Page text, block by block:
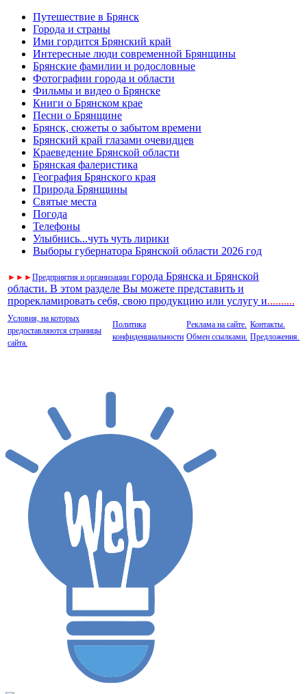
Путешествие в Брянск
Города и страны
Ими гордится Брянский край
Интересные люди современной Брянщины
Брянские фамилии и родословные
Фотографии города и области
Фильмы и видео о Брянске
Книги о Брянском крае
Песни о Брянщине
Брянск, сюжеты о забытом времени
Брянский край глазами очевидцев
Краеведение Брянской области
Брянская фалеристика
География Брянского края
Природа Брянщины
Святые места
Погода
Телефоны
Улыбнись...чуть чуть лирики
Выборы губернатора Брянской области 2026 год
► ► ►Предприятия и организации города Брянска и Брянской
области. В этом разделе Вы можете представить и
прорекламировать себя, свою продукцию или услугу и..........
Условия, на которых
предоставляются страницы
сайта.
Политика
конфиденциальности
Реклама на сайте.
Обмен ссылками.
Контакты.
Предложения.